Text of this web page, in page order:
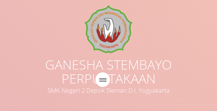
GANESHA STEMBAYO
PERPUSTAKAAN
SMK Negeri 2 Depok Sleman D.I. Yogyakarta